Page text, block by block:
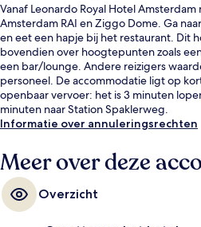
Vanaf Leonardo Royal Hotel
Amsterdam RAI en Ziggo Dome. Ga
en eet een hapje bij het restaurant. Dit
bovendien over hoogtepunten zoals
een bar/lounge. Andere reizigers
personeel. De accommodatie ligt op
openbaar vervoer: het is 3 minuten
minuten naar Station Spaklerweg.
Informatie over annuleringsrechten
Meer over deze
Overzicht